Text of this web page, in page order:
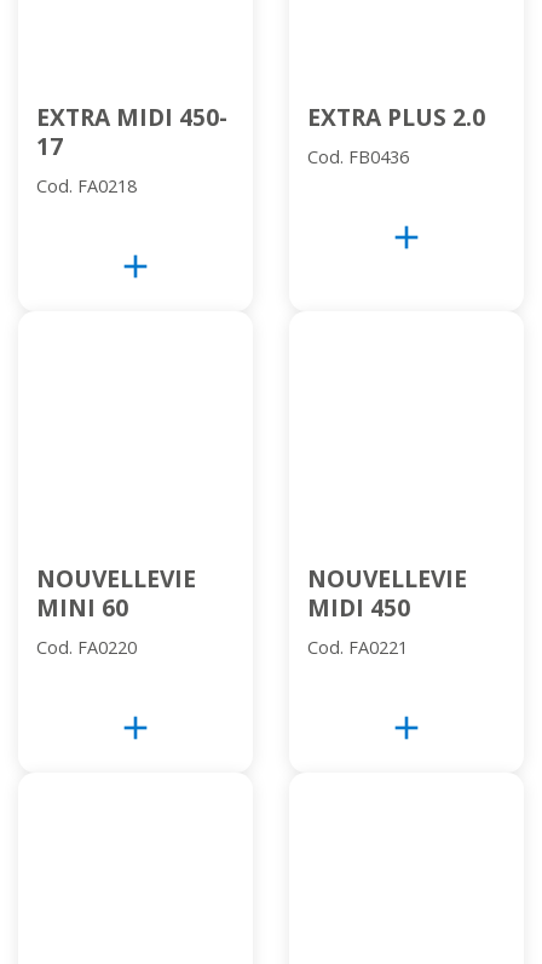
EXTRA MIDI 450-
17
Cod. FA0218
add
EXTRA PLUS 2.0
Cod. FB0436
add
NOUVELLEVIE
MINI 60
Cod. FA0220
add
NOUVELLEVIE
MIDI 450
Cod. FA0221
add